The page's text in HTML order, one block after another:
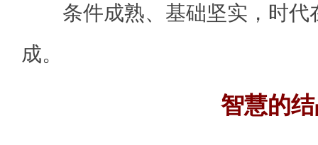
条件成熟、基础坚实，时代
成。
智慧的